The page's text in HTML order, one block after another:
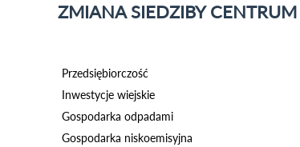
ZMIANA SIEDZIBY
Przedsiębiorczość
Inwestycje wiejskie
Gospodarka odpadami
Gospodarka niskoemisyjna